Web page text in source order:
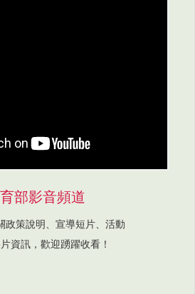
部影音頻道
政策說明、宣導短片、活動
資訊，歡迎踴躍收看！